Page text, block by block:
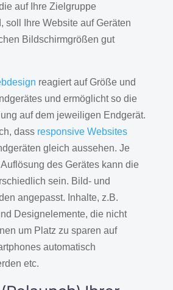
auf Ihre Zielgruppe
soll Ihre Website auf Geräten
Bildschirmgrößen gut
reagiert auf Größe und
und ermöglicht so die
auf dem jeweiligen Endgerät.
dass responsive Websites
gleich aussehen. Je
des Gerätes kann die
sein. Bild- und
angepasst. Inhalte, z.B.
Designelemente, die nicht
um Platz zu sparen auf
automatisch
etc.